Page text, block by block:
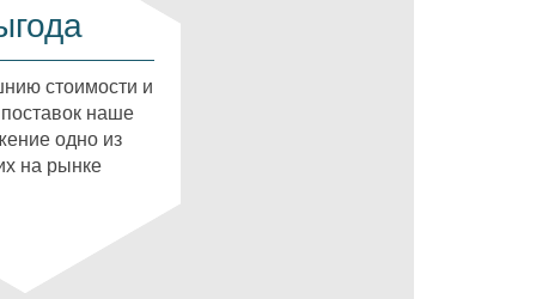
стоимости и
наше
одно из
на рынке